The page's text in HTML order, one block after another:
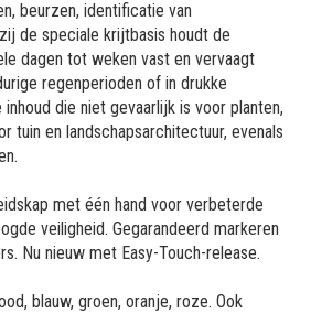
beurzen, identificatie van
de speciale krijtbasis houdt de
dagen tot weken vast en vervaagt
regenperioden of in drukke
die niet gevaarlijk is voor planten,
tuin en landschapsarchitectuur, evenals
met één hand voor verbeterde
veiligheid. Gegarandeerd markeren
Nu nieuw met Easy-Touch-release.
blauw, groen, oranje, roze. Ook